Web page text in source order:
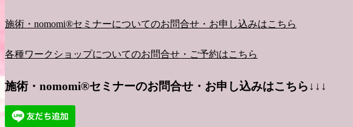
施術・nomomi®︎セミナーについてのお問合せ・お申し込みはこちら
各種ワークショップについてのお問合せ・ご予約はこちら
施術・nomomi®︎セミナーのお問合せ・お申し込みはこちら↓↓↓